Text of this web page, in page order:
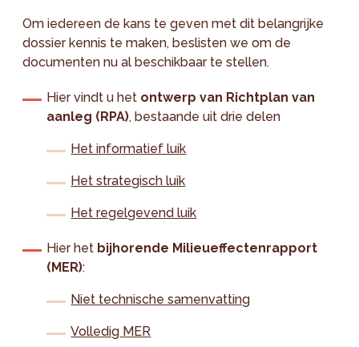
Om iedereen de kans te geven met dit belangrijke
dossier kennis te maken, beslisten we om de
documenten nu al beschikbaar te stellen.
Hier vindt u het ontwerp van Richtplan van
aanleg (RPA), bestaande uit drie delen
Het informatief luik
Het strategisch luik
Het regelgevend luik
Hier het bijhorende Milieueffectenrapport
(MER):
Niet technische samenvatting
Volledig MER